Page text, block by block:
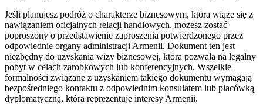
Jeśli planujesz podróż o charakterze biznesowym, która wiąże się z
nawiązaniem oficjalnych relacji handlowych, możesz zostać
poproszony o przedstawienie zaproszenia potwierdzonego przez
odpowiednie organy administracji Armenii. Dokument ten jest
niezbędny do uzyskania wizy biznesowej, która pozwala na legalny
pobyt w celach zarobkowych lub konferencyjnych. Wszelkie
formalności związane z uzyskaniem takiego dokumentu wymagają
bezpośredniego kontaktu z odpowiednim konsulatem lub placówką
dyplomatyczną, która reprezentuje interesy Armenii.